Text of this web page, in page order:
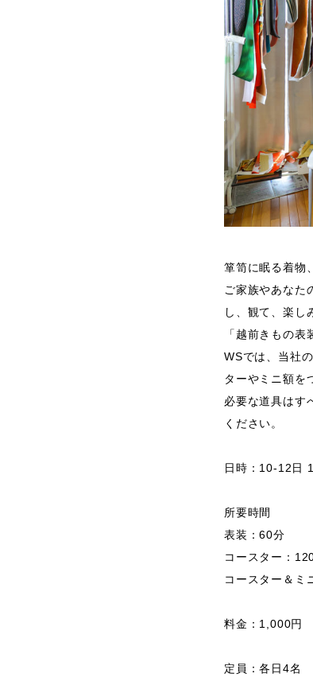
箪笥に眠る着物
ご家族やあなた
し、観て、楽し
「越前きもの
WSでは、当社
ターやミニ額を
必要な道具はす
ください。
日時： 10-12日
所要時間
表装：60分
コースター：
コースター＆ミ
料金：1,000円
定員：各日4名